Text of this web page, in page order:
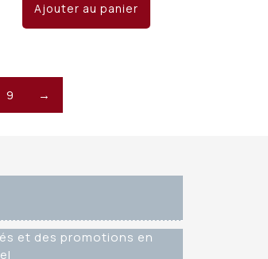
Ajouter au panier
9 →
et des promotions en